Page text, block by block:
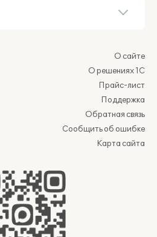
О сайте
О решениях 1С
Прайс-лист
Поддержка
Обратная связь
Сообщить об ошибке
Карта сайта